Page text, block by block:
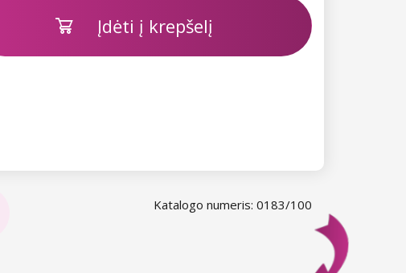
Įdėti į krepšelį
Katalogo numeris: 0183/100